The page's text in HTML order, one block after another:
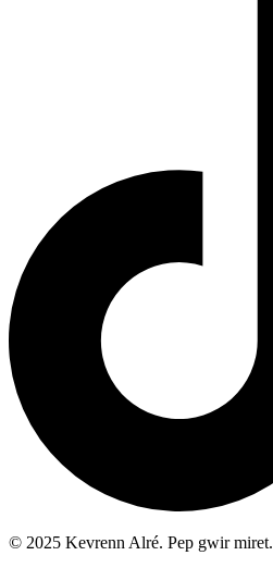
© 2025 Kevrenn Alré. Pep gwir miret.